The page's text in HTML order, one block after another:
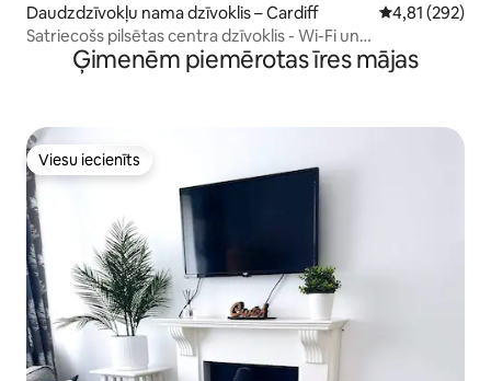
Daudzdzīvokļu nama dzīvoklis – Cardiff Vidējais
4,81 (292)
Satriecošs pilsētas centra dzīvoklis - Wi-Fi un
autostāvvieta
Ģimenēm piemērotas īres mājas
Viesu iecienīts
Viesu iecienīts